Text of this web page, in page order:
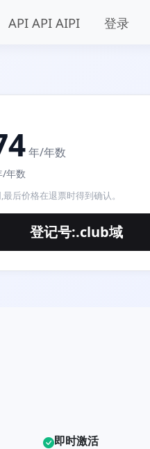
API API AIPI 登录
年/年数
/年数
后价格在退票时得到确认。
登记号:.club域
即时激活